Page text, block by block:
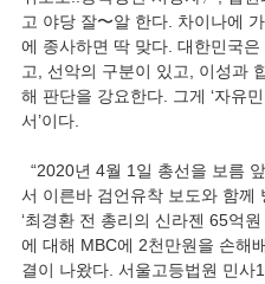
고 야당 잘〜알 한다. 차이나에
에 종사하면 딱 맞다. 대한민국은
고, 선악의 구분이 있고, 이성과
해 판단을 강요한다. 그게 ‘자유
서’이다.
“2020년 4월 1일 총선을 보름
서 이른바 검언유착 보도와 함께
‘최경환 전 총리의 신라젠 65억원
에 대해 MBC에 2천만원을 손해
결이 나왔다. 서울고등법원 민사